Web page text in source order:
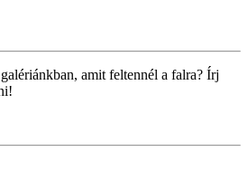
amit feltennél a falra? Írj